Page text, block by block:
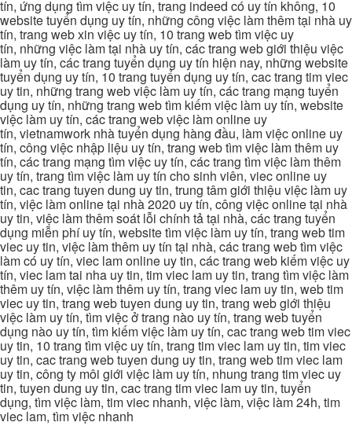
tín, ứng dụng tìm việc uy tín, trang indeed có uy tín không, 10
website tuyển dụng uy tín, những công việc làm thêm tại nhà uy
tín, trang web xin việc uy tín, 10 trang web tìm việc uy
tín, những việc làm tại nhà uy tín, các trang web giới thiệu việc
làm uy tín, các trang tuyển dụng uy tín hiện nay, những website
tuyển dụng uy tín, 10 trang tuyển dụng uy tín, cac trang tim viec
uy tin, những trang web việc làm uy tín, các trang mạng tuyển
dụng uy tín, những trang web tìm kiếm việc làm uy tín, website
việc làm uy tín, các trang web việc làm online uy
tín, vietnamwork nhà tuyển dụng hàng đầu, làm việc online uy
tín, công việc nhập liệu uy tín, trang web tìm việc làm thêm uy
tín, các trang mạng tìm việc uy tín, các trang tìm việc làm thêm
uy tín, trang tìm việc làm uy tín cho sinh viên, viec online uy
tin, cac trang tuyen dung uy tin, trung tâm giới thiệu việc làm uy
tín, việc làm online tại nhà 2020 uy tín, công việc online tại nhà
uy tin, việc làm thêm soát lỗi chính tả tại nhà, các trang tuyển
dụng miễn phí uy tín, website tìm việc làm uy tín, trang web tim
viec uy tin, việc làm thêm uy tín tại nhà, các trang web tìm việc
làm có uy tín, viec lam online uy tin, các trang web kiếm việc uy
tín, viec lam tai nha uy tin, tim viec lam uy tin, trang tìm việc làm
thêm uy tín, việc làm thêm uy tín, trang viec lam uy tin, web tim
viec uy tin, trang web tuyen dung uy tin, trang web giới thiệu
việc làm uy tín, tìm việc ở trang nào uy tín, trang web tuyển
dụng nào uy tín, tìm kiếm việc làm uy tín, cac trang web tim viec
uy tin, 10 trang tìm việc uy tín, trang tim viec lam uy tin, tim viec
uy tin, cac trang web tuyen dung uy tin, trang web tim viec lam
uy tin, công ty môi giới việc làm uy tín, nhung trang tim viec uy
tin, tuyen dung uy tin, cac trang tim viec lam uy tin, tuyển
dụng, tìm việc làm, tim viec nhanh, việc làm, việc làm 24h, tim
viec lam, tìm việc nhanh